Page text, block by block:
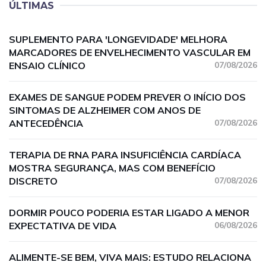
ÚLTIMAS
SUPLEMENTO PARA 'LONGEVIDADE' MELHORA
MARCADORES DE ENVELHECIMENTO VASCULAR EM
ENSAIO CLÍNICO
07/08/2026
EXAMES DE SANGUE PODEM PREVER O INÍCIO DOS
SINTOMAS DE ALZHEIMER COM ANOS DE
ANTECEDÊNCIA
07/08/2026
TERAPIA DE RNA PARA INSUFICIÊNCIA CARDÍACA
MOSTRA SEGURANÇA, MAS COM BENEFÍCIO
DISCRETO
07/08/2026
DORMIR POUCO PODERIA ESTAR LIGADO A MENOR
EXPECTATIVA DE VIDA
06/08/2026
ALIMENTE-SE BEM, VIVA MAIS: ESTUDO RELACIONA